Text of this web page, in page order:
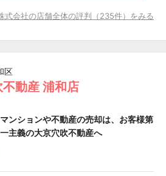
式会社の店舗全体の評判（235件）をみる
区
動産 浦和店
マンションや不動産の売却は、お客様第
一主義の大京穴吹不動産へ